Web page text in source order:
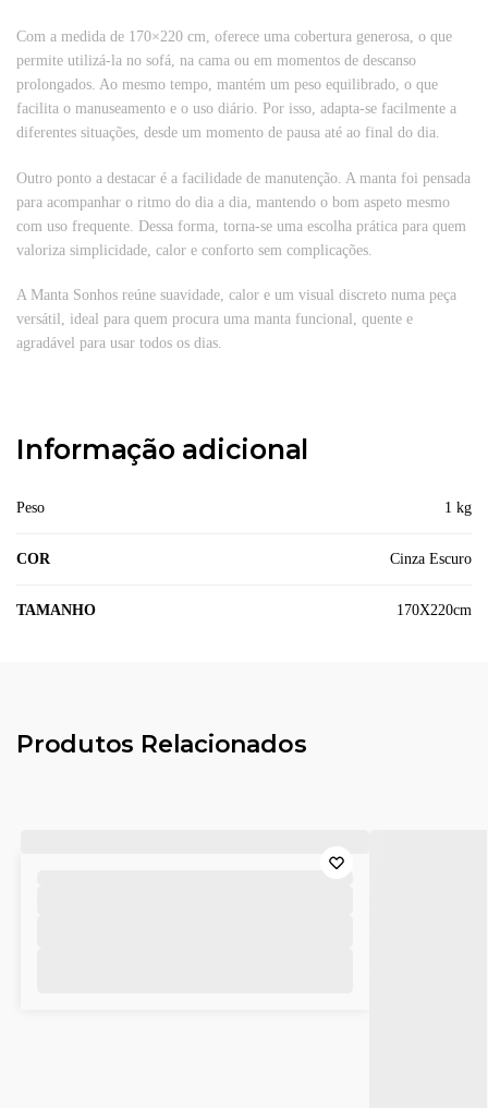
Com a medida de 170×220 cm, oferece uma cobertura generosa, o que
permite utilizá-la no sofá, na cama ou em momentos de descanso
prolongados. Ao mesmo tempo, mantém um peso equilibrado, o que
facilita o manuseamento e o uso diário. Por isso, adapta-se facilmente a
diferentes situações, desde um momento de pausa até ao final do dia.
Outro ponto a destacar é a facilidade de manutenção. A manta foi pensada
para acompanhar o ritmo do dia a dia, mantendo o bom aspeto mesmo
com uso frequente. Dessa forma, torna-se uma escolha prática para quem
valoriza simplicidade, calor e conforto sem complicações.
A Manta Sonhos reúne suavidade, calor e um visual discreto numa peça
versátil, ideal para quem procura uma manta funcional, quente e
agradável para usar todos os dias.
Informação adicional
Peso 1 kg
COR Cinza Escuro
TAMANHO 170X220cm
Produtos Relacionados